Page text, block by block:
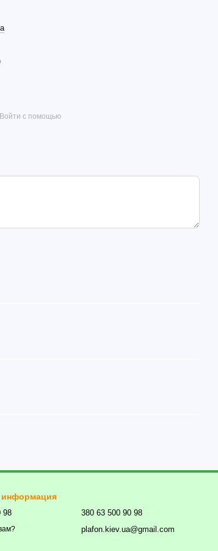
Войти с помощью
информация
98
380 63 500 90 98
plafon.kiev.ua@gmail.com